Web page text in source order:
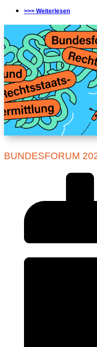
>>> Weiterlesen
BUNDESFORUM